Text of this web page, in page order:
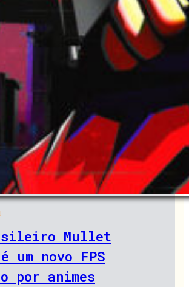
Mullet
um novo FPS
por animes